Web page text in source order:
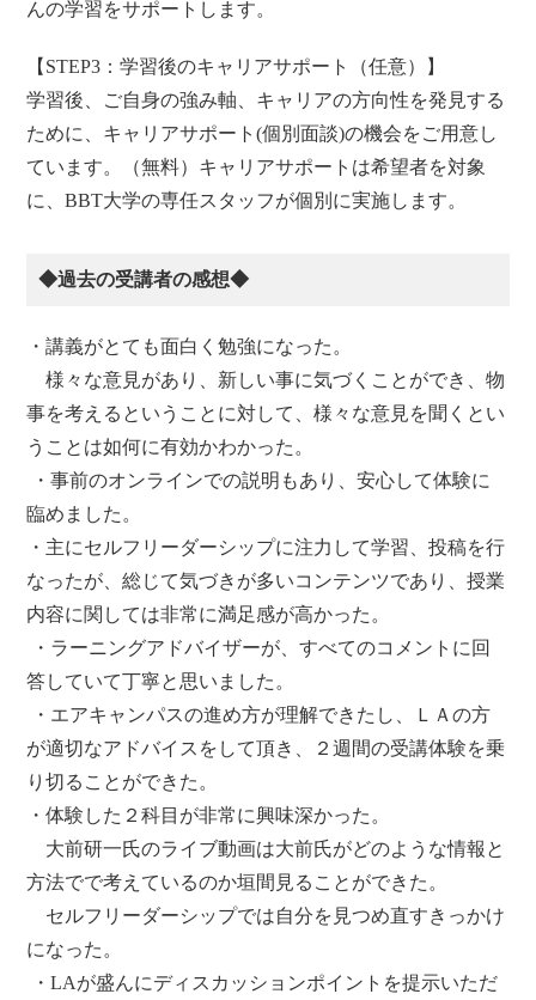
んの学習をサポートします。
【STEP3：学習後のキャリアサポート（任意）】
学習後、ご自身の強み軸、キャリアの方向性を発見する
ために、キャリアサポート(個別面談)の機会をご用意し
ています。（無料）キャリアサポートは希望者を対象
に、BBT大学の専任スタッフが個別に実施します。
◆過去の受講者の感想◆
・講義がとても面白く勉強になった。
様々な意見があり、新しい事に気づくことができ、物
事を考えるということに対して、様々な意見を聞くとい
うことは如何に有効かわかった。
・事前のオンラインでの説明もあり、安心して体験に
臨めました。
・主にセルフリーダーシップに注力して学習、投稿を行
なったが、総じて気づきが多いコンテンツであり、授業
内容に関しては非常に満足感が高かった。
・ラーニングアドバイザーが、すべてのコメントに回
答していて丁寧と思いました。
・エアキャンパスの進め方が理解できたし、ＬＡの方
が適切なアドバイスをして頂き、２週間の受講体験を乗
り切ることができた。
・体験した２科目が非常に興味深かった。
大前研一氏のライブ動画は大前氏がどのような情報と
方法でで考えているのか垣間見ることができた。
セルフリーダーシップでは自分を見つめ直すきっかけ
になった。
・LAが盛んにディスカッションポイントを提示いただ